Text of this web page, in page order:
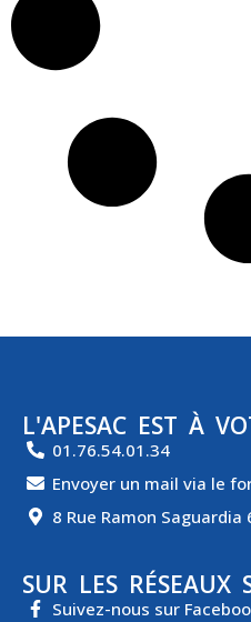
L'APESAC EST À
01.76.54.01.34
Envoyer un mail via le
8 Rue Ramon
SUR LES RÉSEAUX
Suivez-nous sur